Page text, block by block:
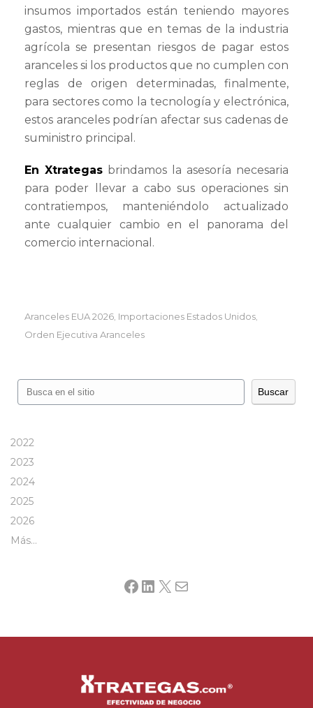
insumos importados están teniendo mayores
gastos, mientras que en temas de la industria
agrícola se presentan riesgos de pagar estos
aranceles si los productos que no cumplen con
reglas de origen determinadas, finalmente,
para sectores como la tecnología y electrónica,
estos aranceles podrían afectar sus cadenas de
suministro principal.
En Xtrategas brindamos la asesoría necesaria
para poder llevar a cabo sus operaciones sin
contratiempos, manteniéndolo actualizado
ante cualquier cambio en el panorama del
comercio internacional.
Aranceles EUA 2026 Importaciones Estados Unidos
Orden Ejecutiva Aranceles
Buscar Buscar
2022
2023
2024
2025
2026
Más…
Facebook
LinkedIn
X Mail